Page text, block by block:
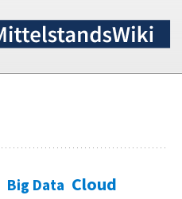
Big Data Cloud